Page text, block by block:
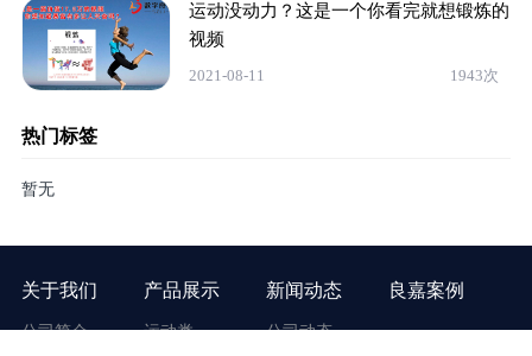
运动没动力？这是一个你看完就想锻炼的
视频
2021-08-11 1943次
热门标签
暂无
关于我们
公司简介
产品展示
运动类
新闻动态
公司动态
良嘉案例